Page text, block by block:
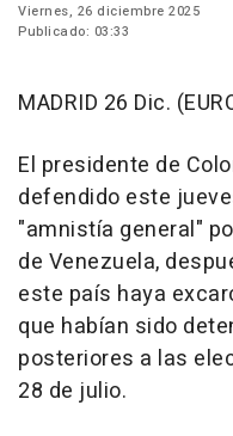
Viernes, 26 diciembre 2025
Publicado: 03:33
MADRID 26 Dic.
El presidente de
defendido este
"amnistía general"
de Venezuela,
este país haya
que habían sido
posteriores a las
28 de julio.